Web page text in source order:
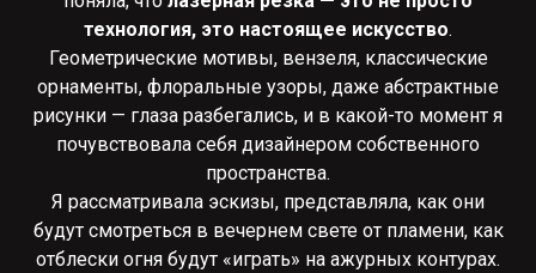
технология, это настоящее искусство.
Геометрические мотивы, вензеля, классические
орнаменты, флоральные узоры, даже абстрактные
рисунки — глаза разбегались, и в какой-то момент я
почувствовала себя дизайнером собственного
пространства.
Я рассматривала эскизы, представляла, как они
будут смотреться в вечернем свете от пламени, как
отблески огня будут «играть» на ажурных контурах.